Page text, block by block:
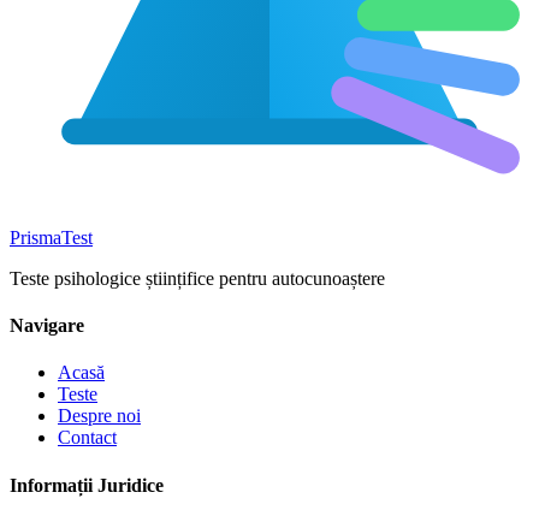
PrismaTest
Teste psihologice științifice pentru autocunoaștere
Navigare
Acasă
Teste
Despre noi
Contact
Informații Juridice